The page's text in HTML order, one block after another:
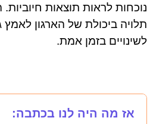
נוכחות לראות תוצאות
תלויה ביכולת של הארגון
לשינויים בזמן אמת.
אז מה היה לנו בכתבה: